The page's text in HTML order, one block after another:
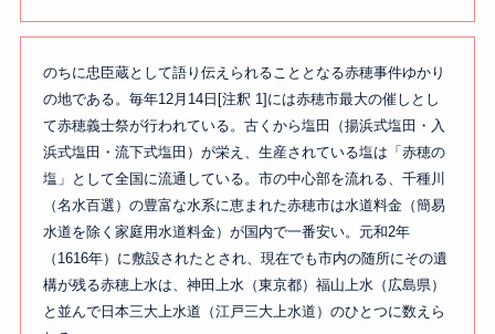
のちに忠臣蔵として語り伝えられることとなる赤穂事件ゆかり
の地である。毎年12月14日[注釈 1]には赤穂市最大の催しとし
て赤穂義士祭が行われている。古くから塩田（揚浜式塩田・入
浜式塩田・流下式塩田）が栄え、生産されている塩は「赤穂の
塩」として全国に流通している。市の中心部を流れる、千種川
（名水百選）の豊富な水系に恵まれた赤穂市は水道料金（簡易
水道を除く家庭用水道料金）が国内で一番安い。元和2年
（1616年）に敷設されたとされ、現在でも市内の随所にその遺
構が残る赤穂上水は、神田上水（東京都）福山上水（広島県）
と並んで日本三大上水道（江戸三大上水道）のひとつに数えら